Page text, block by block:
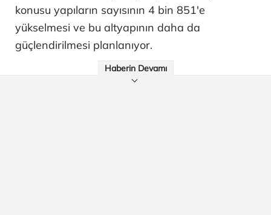
konusu yapıların sayısının 4 bin 851'e
yükselmesi ve bu altyapının daha da
güçlendirilmesi planlanıyor.
Haberin Devamı